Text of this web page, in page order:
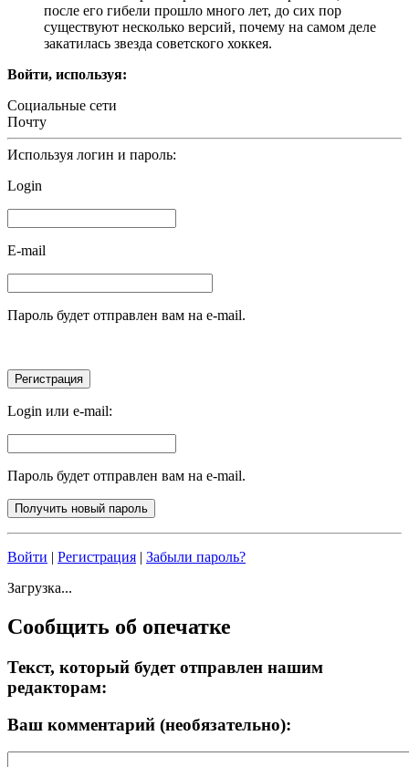
после его гибели прошло много лет, до сих пор
существуют несколько версий, почему на самом деле
закатилась звезда советского хоккея.
Войти, используя:
Социальные сети
Почту
Используя логин и пароль:
Login
E-mail
Пароль будет отправлен вам на e-mail.
Login или e-mail:
Пароль будет отправлен вам на e-mail.
Войти | Регистрация | Забыли пароль?
Загрузка...
Сообщить об опечатке
Текст, который будет отправлен нашим
редакторам:
Ваш комментарий (необязательно):